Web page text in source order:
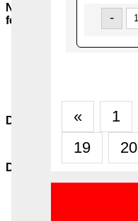
Non-
food
Kookmiddelen
Diversen
Diversen
Diepvries
-
« 1
19
20